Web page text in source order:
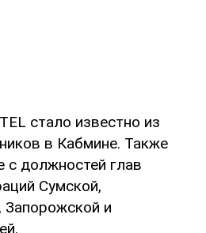
стало известно из
в Кабмине. Также
с должностей глав
Сумской,
Запорожской и